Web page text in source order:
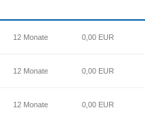
12 Monate 0,00 EUR
12 Monate 0,00 EUR
12 Monate 0,00 EUR